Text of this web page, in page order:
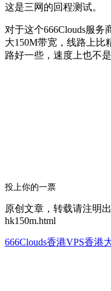
这是三网的回程测试。
对于这个666Clouds服务
大150M带宽，线路上比
路好一些，速度上也不是
投上你的一票
原创文章，转载请注明
hk150m.html
666Clouds香港VPS香港